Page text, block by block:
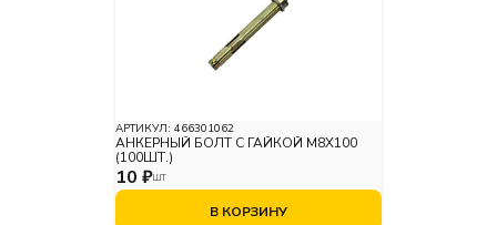
АРТИКУЛ: 466301062
АНКЕРНЫЙ БОЛТ С ГАЙКОЙ M8X100
(100ШТ.)
10 ₽ШТ
В КОРЗИНУ